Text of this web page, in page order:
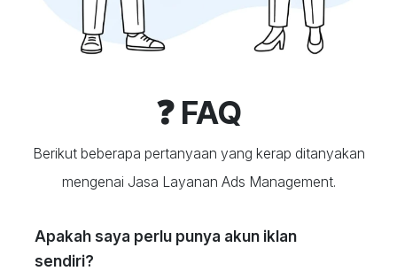
❓ FAQ
Berikut beberapa pertanyaan yang kerap ditanyakan
mengenai Jasa Layanan Ads Management.
Apakah saya perlu punya akun iklan
sendiri?